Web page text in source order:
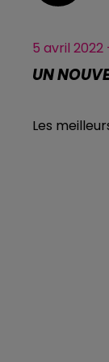
5 avril 2022
UN
Les